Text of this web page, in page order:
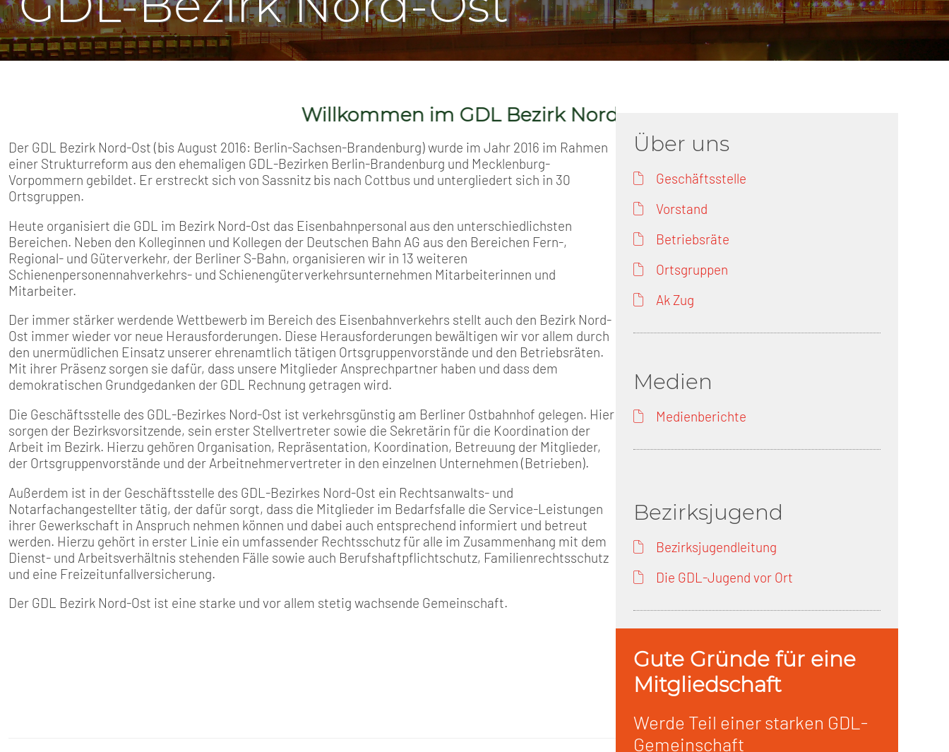
Positionen
Geschichte
Nord
Nord-Ost
Süd-West
GDL-Jugend Winter (Ski-Meisterschaft)
Satzung der GDL-Jugend
Arbeitskreis Seniorenpolitik
TARIF
Schichtarbeit
Job-Ticket (DB AG)
Erhöhung des Entgeltes - Mehr als nur Plus (DB AG)
Berufshaftpflicht
Berufsrechtsschutz
Freizeit- und Unfallversicherung
Ratgeber & Downloads
Versichertenberater
Mitgliedsbeiträge
PRESSE
Willkommen im GDL Bezirk Nord-Ost
Der GDL Bezirk Nord-Ost (bis August 2016: Berlin-Sachsen-Brandenburg) wurde im Jahr 2016 im Rahmen
einer Strukturreform aus den ehemaligen GDL-Bezirken Berlin-Brandenburg und Mecklenburg-
Vorpommern gebildet. Er erstreckt sich von Sassnitz bis nach Cottbus und untergliedert sich in 30
Ortsgruppen.
Heute organisiert die GDL im Bezirk Nord-Ost das Eisenbahnpersonal aus den unterschiedlichsten
Bereichen. Neben den Kolleginnen und Kollegen der Deutschen Bahn AG aus den Bereichen Fern-,
Regional- und Güterverkehr, der Berliner S-Bahn, organisieren wir in 13 weiteren
Schienenpersonennahverkehrs- und Schienengüterverkehrsunternehmen Mitarbeiterinnen und
Mitarbeiter.
Der immer stärker werdende Wettbewerb im Bereich des Eisenbahnverkehrs stellt auch den Bezirk Nord-
Ost immer wieder vor neue Herausforderungen. Diese Herausforderungen bewältigen wir vor allem durch
den unermüdlichen Einsatz unserer ehrenamtlich tätigen Ortsgruppenvorstände und den Betriebsräten.
Mit ihrer Präsenz sorgen sie dafür, dass unsere Mitglieder Ansprechpartner haben und dass dem
demokratischen Grundgedanken der GDL Rechnung getragen wird.
Die Geschäftsstelle des GDL-Bezirkes Nord-Ost ist verkehrsgünstig am Berliner Ostbahnhof gelegen. Hier
sorgen der Bezirksvorsitzende, sein erster Stellvertreter sowie die Sekretärin für die Koordination der
Arbeit im Bezirk. Hierzu gehören Organisation, Repräsentation, Koordination, Betreuung der Mitglieder,
der Ortsgruppenvorstände und der Arbeitnehmervertreter in den einzelnen Unternehmen (Betrieben).
Außerdem ist in der Geschäftsstelle des GDL-Bezirkes Nord-Ost ein Rechtsanwalts- und
Notarfachangestellter tätig, der dafür sorgt, dass die Mitglieder im Bedarfsfalle die Service-Leistungen
ihrer Gewerkschaft in Anspruch nehmen können und dabei auch entsprechend informiert und betreut
werden. Hierzu gehört in erster Linie ein umfassender Rechtsschutz für alle im Zusammenhang mit dem
Dienst- und Arbeitsverhältnis stehenden Fälle sowie auch Berufshaftpflichtschutz, Familienrechtsschutz
und eine Freizeitunfallversicherung.
Der GDL Bezirk Nord-Ost ist eine starke und vor allem stetig wachsende Gemeinschaft.
Über uns
Geschäftsstelle
Vorstand
Betriebsräte
Ortsgruppen
Ak Zug
Medien
Medienberichte
Bezirksjugend
Bezirksjugendleitung
Die GDL-Jugend vor Ort
Gute Gründe für eine
Mitgliedschaft
Werde Teil einer starken GDL-
Gemeinschaft